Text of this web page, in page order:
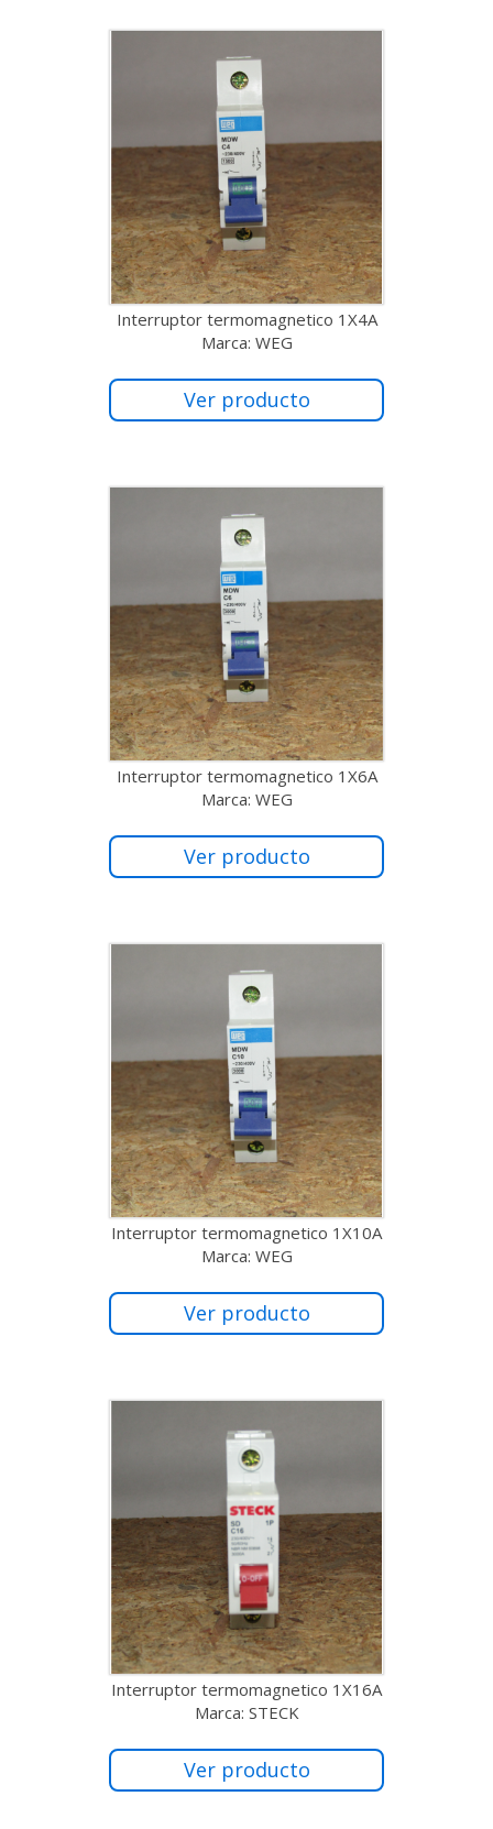
Interruptor termomagnetico 1X4A
Marca: WEG
Ver producto
Interruptor termomagnetico 1X6A
Marca: WEG
Ver producto
Interruptor termomagnetico 1X10A
Marca: WEG
Ver producto
Interruptor termomagnetico 1X16A
Marca: STECK
Ver producto